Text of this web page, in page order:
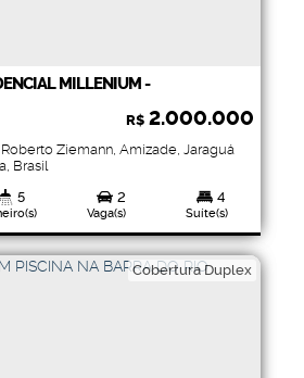
MILLENIUM -
R$ 2.000.000
Roberto Ziemann, Amizade, Jaraguá
, Brasil
5 4
Suíte(s)
2
Vaga(s)
Cobertura Duplex